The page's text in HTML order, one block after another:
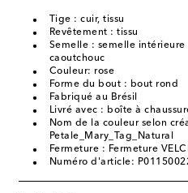
Tige : cuir, tissu
Revêtement : tissu
Semelle : semelle intérieure
caoutchouc
Couleur: rose
Forme du bout : bout rond
Fabriqué au Brésil
Livré avec : boîte à
Nom de la couleur selon
Petale_Mary_Tag_Natural
Fermeture : Fermeture
Numéro d'article: